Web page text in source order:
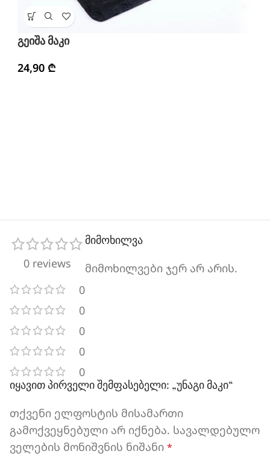
გეიშა მაკი
24,90 ₾
0 reviews
0
0
0
0
0
მიმოხილვა
მიმოხილვები ჯერ არ არის.
იყავით პირველი შემფასებელი: „უნაგი მაკი“
თქვენი ელფოსტის მისამართი
გამოქვეყნებული არ იქნება. სავალდებულო
ველების მონიშვნის ნიშანი *